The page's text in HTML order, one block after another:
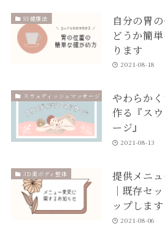
SS健康法
自分の胃
どうか簡
ります
2021-08-18
スウェディッシュマッサージ
やわらか
作る『ス
ージ』
2021-08-13
3D美ボディ整体
提供メニ
｜既存セ
ップします
2021-08-06